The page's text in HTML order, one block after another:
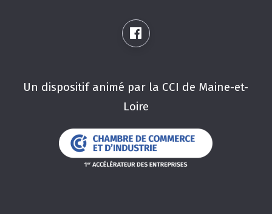
Un dispositif animé par la CCI de Maine-et-
Loire